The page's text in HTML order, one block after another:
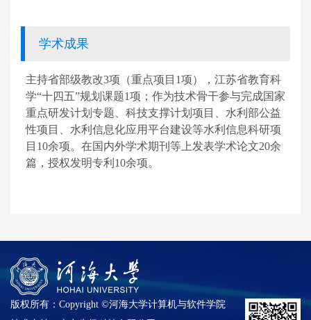
学术成果
主持省部级教改3项（重点项目 1项），江苏省教育科
学“十四五”规划课题1项；作为技术骨干参与完成国家
重点研发计划专题、科技支撑计划项目、水利部公益
性项目、水利信息化应用平台建设等水利信息科研项
目 10余项。在国内外学术期刊等上发表学术论文20余
篇，授权发明专利 10余项。
版权所有：Copyright ©河海大学计算机与软件学院